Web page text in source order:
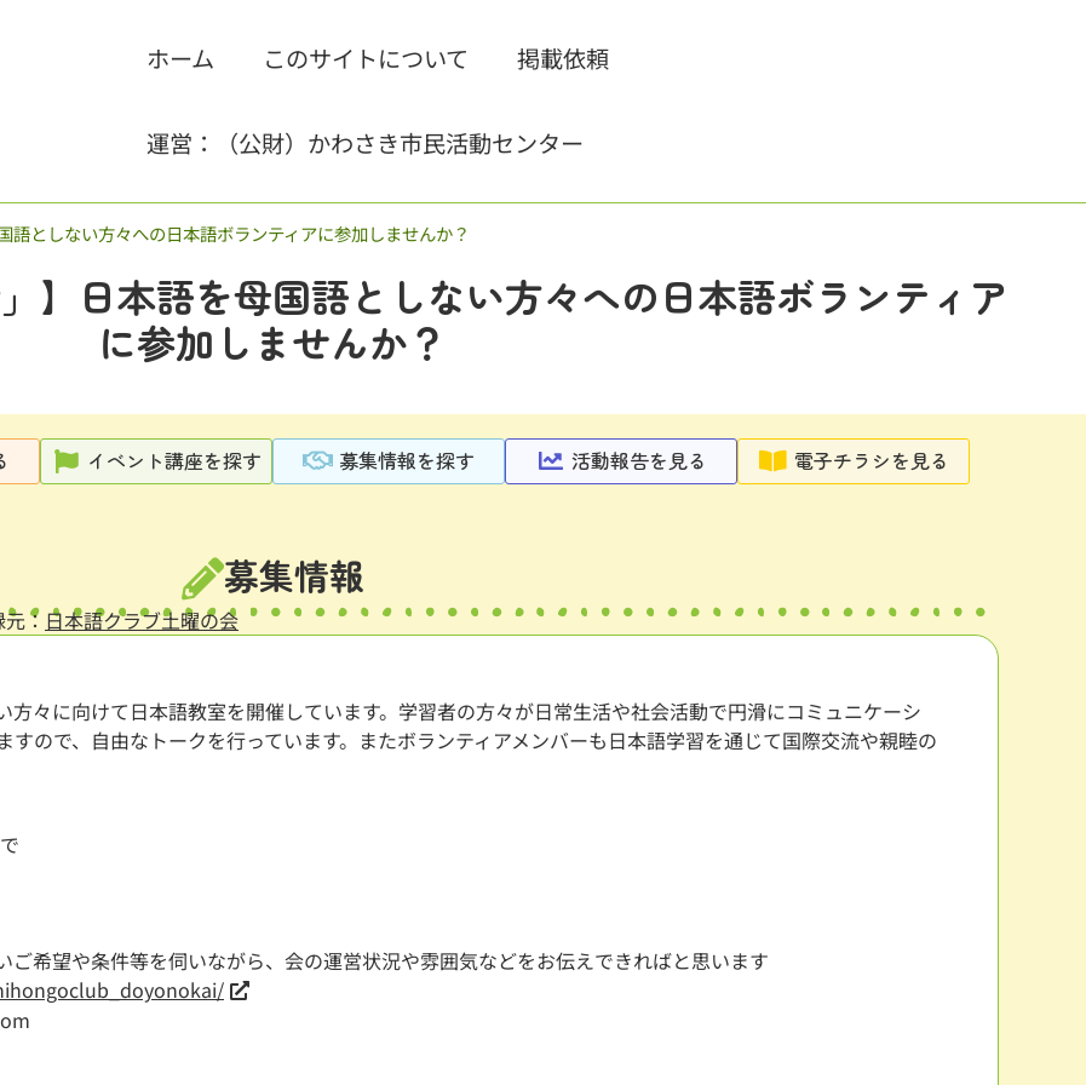
ホーム このサイトについて 掲載依頼
運営：（公財）かわさき市民活動センター
語としない方々への日本語ボランティアに参加しませんか？
】日本語を母国語としない方々への日本語ボランティア
に参加しませんか？
イベント講座を探す 募集情報を探す 活動報告を見る 電子チラシを見る
募集情報
： 日本語クラブ土曜の会
々に向けて日本語教室を開催しています。学習者の方々が日常生活や社会活動で円滑にコミュニケーシ
ので、自由なトークを行っています。またボランティアメンバーも日本語学習を通じて国際交流や親睦の
ご希望や条件等を伺いながら、会の運営状況や雰囲気などをお伝えできればと思います